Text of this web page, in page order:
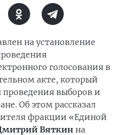
на установление
голосования в
акте, который
проведения выборов и
Об этом рассказал
фракции «Единой
Вяткин на